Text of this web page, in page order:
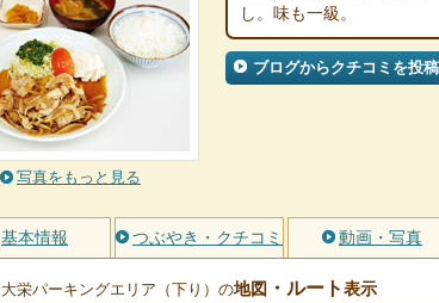
写真をもっと見る
し。味も一級。
ブログからクチコミを投
基本情報 つぶやき・クチコミ 動画・写真
大栄パーキングエリア（下り）の地図 ・ルート表示